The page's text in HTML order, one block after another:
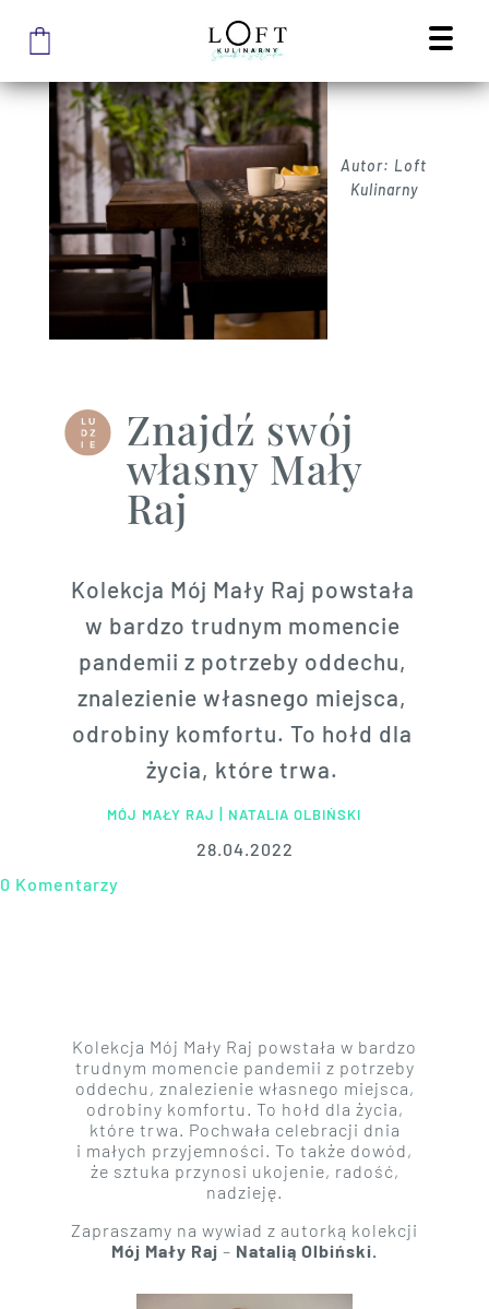
Autor: Loft
Kulinarny
Znajdź swój
własny Mały
Raj
Kolekcja Mój Mały Raj powstała
w bardzo trudnym momencie
pandemii z potrzeby oddechu,
znalezienie własnego miejsca,
odrobiny komfortu. To hołd dla
życia, które trwa.
MÓJ MAŁY RAJ | NATALIA OLBIŃSKI
28.04.2022
0 Komentarzy
Kolekcja Mój Mały Raj powstała w bardzo
trudnym momencie pandemii z potrzeby
oddechu, znalezienie własnego miejsca,
odrobiny komfortu. To hołd dla życia,
które trwa. Pochwała celebracji dnia
i małych przyjemności. To także dowód,
że sztuka przynosi ukojenie, radość,
nadzieję.
Zapraszamy na wywiad z autorką kolekcji
Mój Mały Raj – Natalią Olbiński.